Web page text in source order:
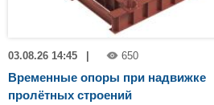
03.08.26 14:45 | 650
Временные опоры при надвижке
пролётных строений